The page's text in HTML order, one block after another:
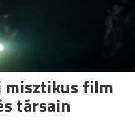
misztikus film
társain